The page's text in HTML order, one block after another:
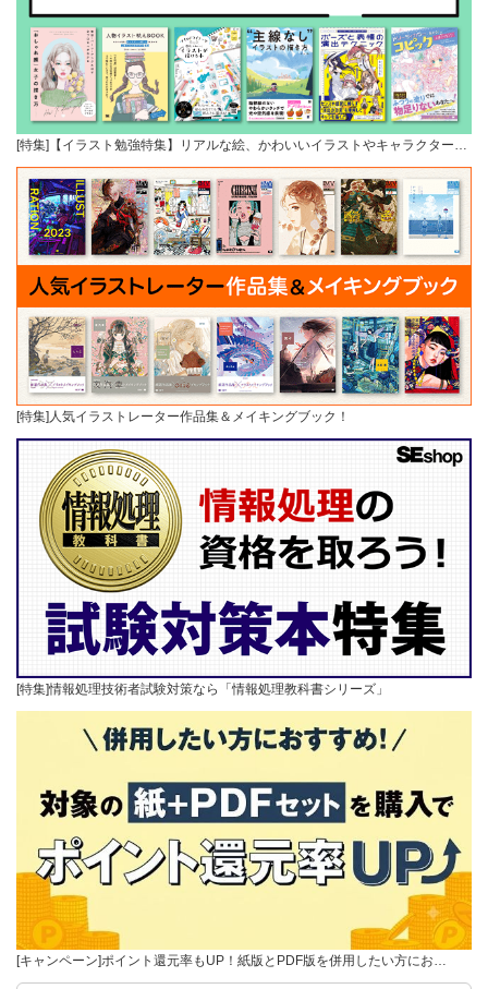
[特集]【イラスト勉強特集】リアルな絵、かわいいイラストやキャラクター…
[特集]人気イラストレーター作品集＆メイキングブック！
[特集]情報処理技術者試験対策なら「情報処理教科書シリーズ」
[キャンペーン]ポイント還元率もUP！紙版とPDF版を併用したい方にお…